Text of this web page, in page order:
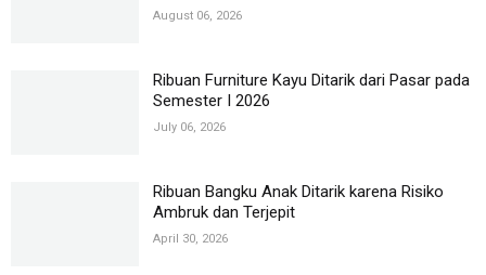
August 06, 2026
Ribuan Furniture Kayu Ditarik dari Pasar pada
Semester I 2026
July 06, 2026
Ribuan Bangku Anak Ditarik karena Risiko
Ambruk dan Terjepit
April 30, 2026